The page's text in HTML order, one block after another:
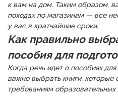
к вам на дом. Таким образом,
походах по магазинам — все
у вас в кратчайшие сроки.
Как правильно
пособия для
Когда речь идет о пособиях
важно выбрать книги, которые
требованиям